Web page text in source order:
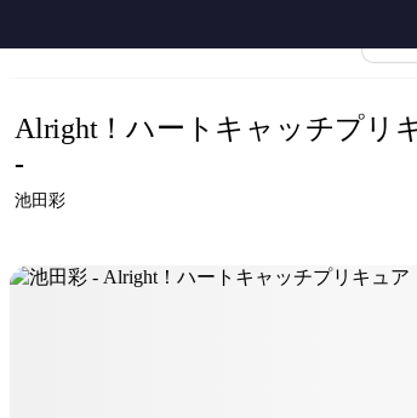
Alright！ハートキャッチプリ
-
池田彩